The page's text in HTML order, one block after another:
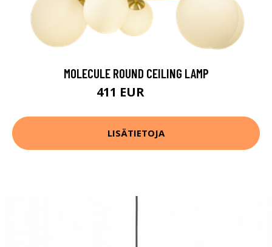
MOLECULE ROUND CEILING LAMP
411 EUR
LISÄTIETOJA